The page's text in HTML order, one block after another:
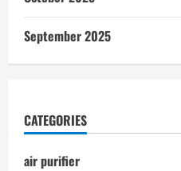
September 2025
CATEGORIES
air purifier